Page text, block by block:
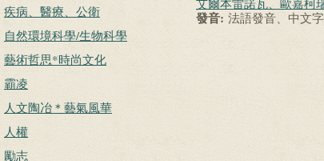
疾病、醫療、公衛
自然環境科學/生物科學
藝術哲思*時尚文化
霸凌
人文陶冶＊藝氣風華
人權
勵志
艾爾本雷諾瓦、歐嘉柯
發音: 法語發音、中文